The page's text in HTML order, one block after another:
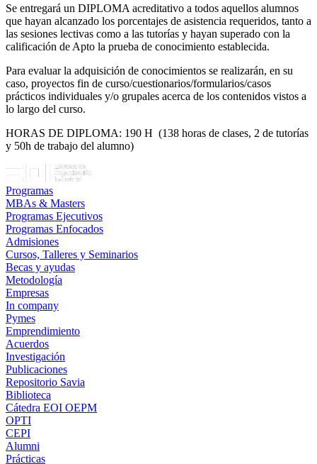
Se entregará un DIPLOMA acreditativo a todos aquellos alumnos
que hayan alcanzado los porcentajes de asistencia requeridos, tanto a
las sesiones lectivas como a las tutorías y hayan superado con la
calificación de Apto la prueba de conocimiento establecida.
Para evaluar la adquisición de conocimientos se realizarán, en su
caso, proyectos fin de curso/cuestionarios/formularios/casos
prácticos individuales y/o grupales acerca de los contenidos vistos a
lo largo del curso.
HORAS DE DIPLOMA: 190 H (138 horas de clases, 2 de tutorías
y 50h de trabajo del alumno)
Programas
MBAs & Masters
Programas Ejecutivos
Programas Enfocados
Admisiones
Cursos, Talleres y Seminarios
Becas y ayudas
Metodología
Empresas
In company
Pymes
Emprendimiento
Acuerdos
Investigación
Publicaciones
Repositorio Savia
Biblioteca
Cátedra EOI OEPM
OPTI
CEPI
Alumni
Prácticas